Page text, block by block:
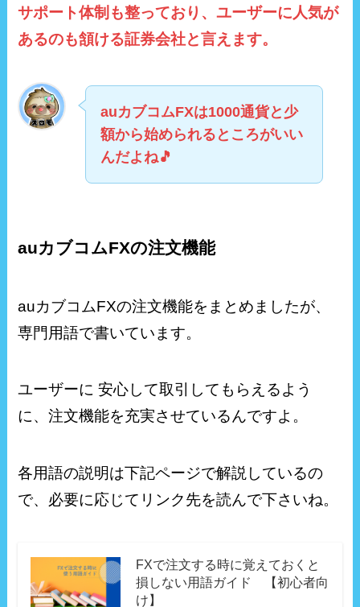
サポート体制も整っており、ユーザーに人気が
あるのも頷ける証券会社と言え ます。
auカブコムFXは1000通貨と少
額から始められるところがいい
んだよね🎵
auカブコムFXの注文機能
auカブコムFXの注文機能をまとめましたが、
専門用語で書いています。
ユーザーに 安心して取引してもらえるよう
に、注文機能を充実させているんですよ。
各用語の説明は下記ページで解説しているの
で、必要に応じてリンク先を読んで下さいね。
FXで注文する時に覚えておくと
損しない用語ガイド 【初心者向
け】